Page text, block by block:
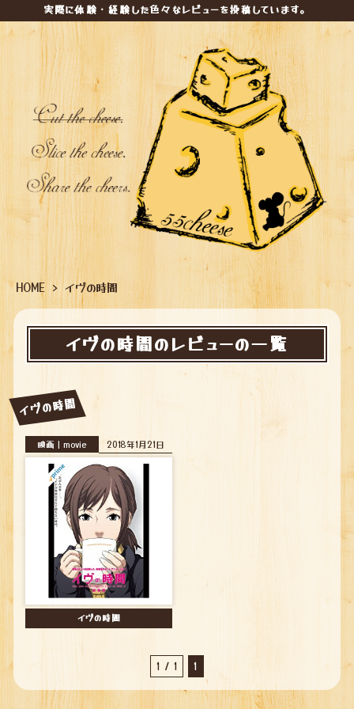
実際に体験・経験した色々なレビューを投稿しています。
HOME > イヴの時間
イヴの時間のレビューの一覧
イヴの時間
映画｜movie 2018年1月21日
イヴの時間
1 / 1 1